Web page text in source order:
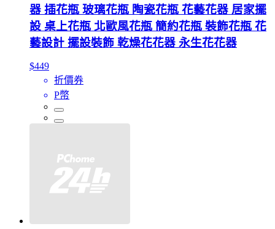
器 插花瓶 玻璃花瓶 陶瓷花瓶 花藝花器 居家擺
設 桌上花瓶 北歐風花瓶 簡約花瓶 裝飾花瓶 花
藝設計 擺設裝飾 乾燥花花器 永生花花器
$449
折價券
P幣